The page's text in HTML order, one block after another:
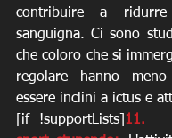
contribuire a
sanguigna. Ci sono
che coloro che si
regolare hanno
essere inclini a ictus e
[if !supportLists] 11.